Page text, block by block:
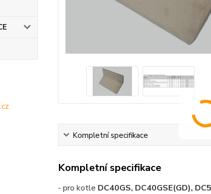
Kompletní specifikace
Kompletní specifikace
- pro kotle DC40GS, DC40GSE(GD),